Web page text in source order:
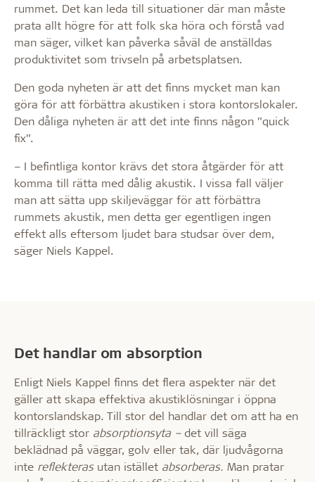
rummet. Det kan leda till situationer där man måste
prata allt högre för att folk ska höra och förstå vad
man säger, vilket kan påverka såväl de anställdas
produktivitet som trivseln på arbetsplatsen.
Den goda nyheten är att det finns mycket man kan
göra för att förbättra akustiken i stora kontorslokaler.
Den dåliga nyheten är att det inte finns någon ”quick
fix”.
– I befintliga kontor krävs det stora åtgärder för att
komma till rätta med dålig akustik. I vissa fall väljer
man att sätta upp skiljeväggar för att förbättra
rummets akustik, men detta ger egentligen ingen
effekt alls eftersom ljudet bara studsar över dem,
säger Niels Kappel.
Det handlar om absorption
Enligt Niels Kappel finns det flera aspekter när det
gäller att skapa effektiva akustiklösningar i öppna
kontorslandskap. Till stor del handlar det om att ha en
tillräckligt stor absorptionsyta –det vill säga
beklädnad på väggar, golv eller tak, där ljudvågorna
inte reflekterasutan istället absorberas. Man pratar